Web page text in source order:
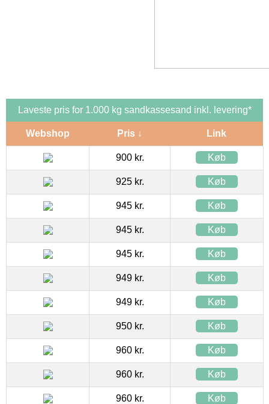
Laveste pris for 1.000 kg sandkassesand inkl. levering*
Webshop Pris ↓ Link
900 kr. Køb
925 kr. Køb
945 kr. Køb
945 kr. Køb
945 kr. Køb
949 kr. Køb
949 kr. Køb
950 kr. Køb
960 kr. Køb
960 kr. Køb
960 kr. Køb